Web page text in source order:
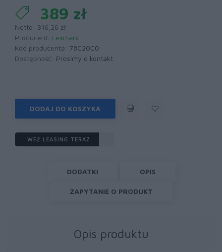
389 zł
Netto: 316,26 zł
Producent: Lexmark
Kod producenta: 78C20C0
Dostępność: Prosimy o kontakt
DODAJ DO KOSZYKA
WEŹ LEASING TERAZ
DODATKI OPIS
ZAPYTANIE O PRODUKT
Opis produktu